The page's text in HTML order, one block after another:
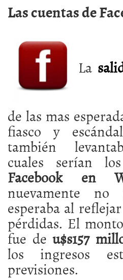
Las cuentas de
La
de las mas
fiasco y
también
cuales serían los
Facebook en
nuevamente
esperaba al
pérdidas. El
fue deu$s157
los ingresos
previsiones.